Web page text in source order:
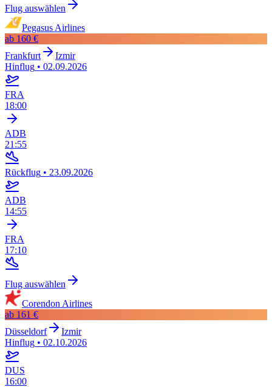
Flug auswählen
Pegasus Airlines
ab 160 €
Frankfurt
Izmir
Hinflug • 02.09.2026
FRA
18:00
ADB
21:55
Rückflug • 23.09.2026
ADB
14:55
FRA
17:10
Flug auswählen
Corendon Airlines
ab 161 €
Düsseldorf
Izmir
Hinflug • 02.10.2026
DUS
16:00